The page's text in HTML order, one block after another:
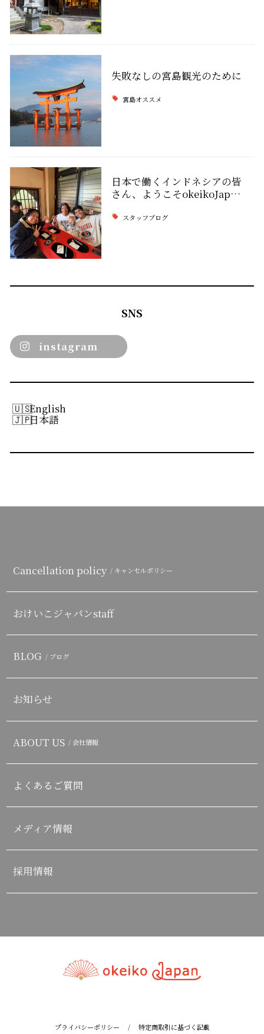
失敗なしの宮島観光のために
宮島オススメ
日本で働くインドネシアの皆
さん、ようこそokeikoJap…
スタッフブログ
SNS
instagram
English
日本語
Cancellation policy / キャンセルポリシー
おけいこジャパンstaff
BLOG / ブログ
お知らせ
ABOUT US / 会社情報
よくあるご質問
メディア情報
採用情報
プライバシーポリシー / 特定商取引に基づく記載